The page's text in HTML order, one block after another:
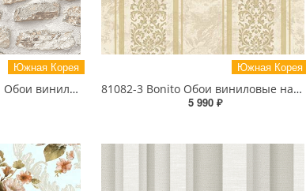
Южная Корея
85088-2 Stone&Natural Обои виниловые на бумажной основе 1.06*15.5
Южная Корея
81082-3 Bonito Обои виниловые на бумажной основе 1.06*15.5
5 990 ₽